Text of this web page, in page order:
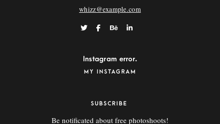
whizz@example.com
Instagram error.
MY INSTAGRAM
SUBSCRIBE
Be notificated about free photoshoots!